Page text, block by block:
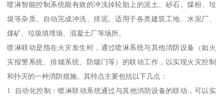
喷淋智能控制系统能有效的冲洗掉轮胎上的泥土、砂石、煤粉、垃
圾等杂质。自动完成冲洗、排泥。适用于各类建筑工地、水泥厂、
煤矿、垃圾填埋场、混凝土厂等场所。
喷淋联动是指在火灾发生时，通过喷淋系统与其他消防设备（如火
灾报警系统、排烟系统、防烟门等）的联动工作，以实现火灾控制
和扑灭的一种消防措施。其特点主要包括以下几点：
1. 自动化控制：喷淋联动系统通过与其他消防设备的联动，可以实